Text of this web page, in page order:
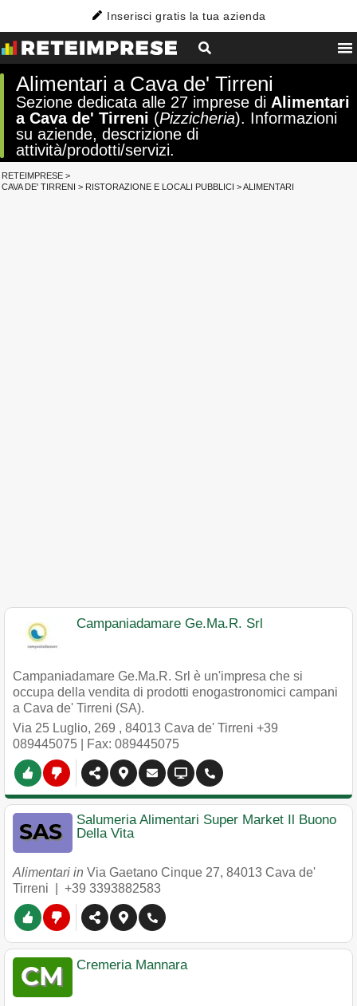
Inserisci gratis la tua azienda
Alimentari a Cava de' Tirreni
Sezione dedicata alle 27 imprese di Alimentari
a Cava de' Tirreni (Pizzicheria). Informazioni
su aziende, descrizione di
attività/prodotti/servizi.
RETEIMPRESE >
CAVA DE' TIRRENI > RISTORAZIONE E LOCALI PUBBLICI >ALIMENTARI
Campaniadamare Ge.Ma.R. Srl
Campaniadamare Ge.Ma.R. Srl è un'impresa che si
occupa della vendita di prodotti enogastronomici campani
a Cava de' Tirreni (SA).
Via 25 Luglio, 269 , 84013 Cava de' Tirreni +39
089445075 | Fax: 089445075
Salumeria Alimentari Super Market Il Buono
Della Vita
Alimentari in Via Gaetano Cinque 27, 84013 Cava de'
Tirreni
+39 3393882583
Cremeria Mannara